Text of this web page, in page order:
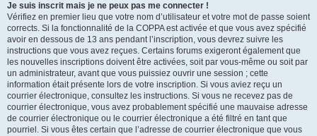
Je suis inscrit mais je ne peux pas me connecter !
Vérifiez en premier lieu que votre nom d’utilisateur et votre mot de passe soient
corrects. Si la fonctionnalité de la COPPA est activée et que vous avez spécifié
avoir en dessous de 13 ans pendant l’inscription, vous devrez suivre les
instructions que vous avez reçues. Certains forums exigeront également que
les nouvelles inscriptions doivent être activées, soit par vous-même ou soit par
un administrateur, avant que vous puissiez ouvrir une session ; cette
information était présente lors de votre inscription. Si vous aviez reçu un
courrier électronique, consultez les instructions. Si vous ne recevez pas de
courrier électronique, vous avez probablement spécifié une mauvaise adresse
de courrier électronique ou le courrier électronique a été filtré en tant que
pourriel. Si vous êtes certain que l’adresse de courrier électronique que vous